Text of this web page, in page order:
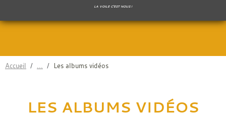
LA VOILE C'EST NOUS !
Accueil Les albums vidéos
LES ALBUMS VIDÉOS